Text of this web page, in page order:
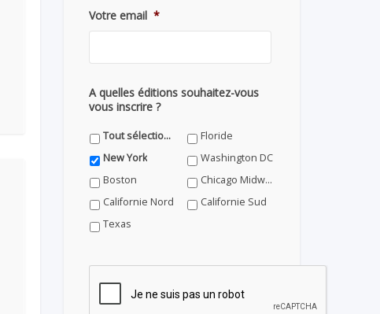
Votre email *
A quelles éditions souhaitez-vous
vous inscrire ?
Tout sélectionner
Floride
New York
Washington DC
Boston
Chicago Midwest
Californie Nord
Californie Sud
Texas